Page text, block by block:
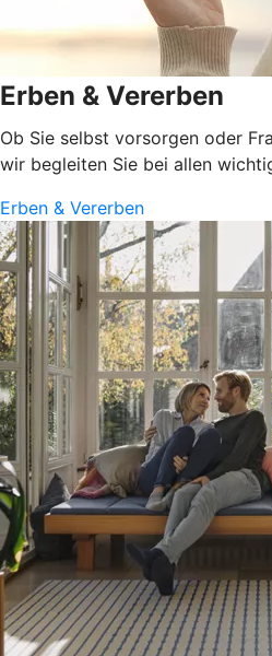
Erben & Vererben
Ob Sie selbst vorsorgen oder
wir begleiten Sie bei allen
Erben & Vererben